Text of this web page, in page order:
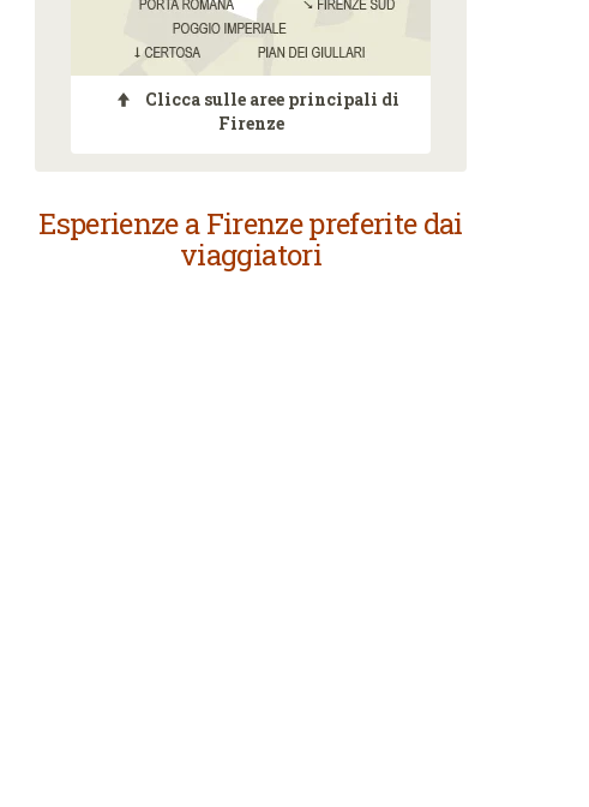
Clicca sulle aree principali di
Firenze
Esperienze a Firenze preferite dai
viaggiatori